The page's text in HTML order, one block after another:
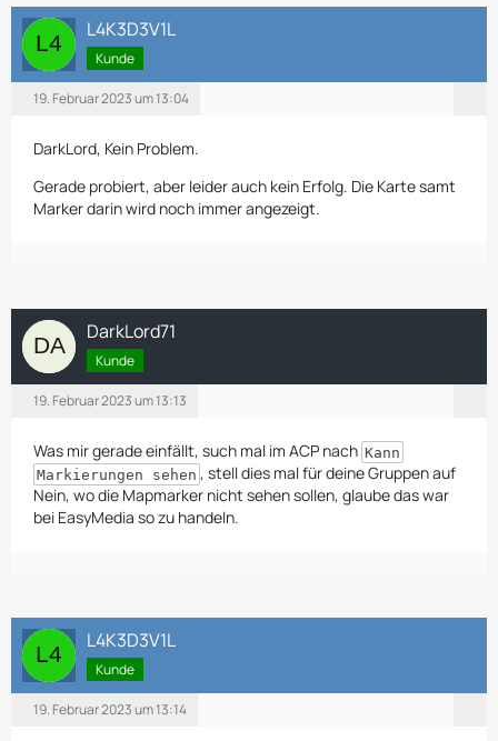
L4K3D3V1L
Kunde
19. Februar 2023 um 13:04
DarkLord, Kein Problem.
Gerade probiert, aber leider auch kein Erfolg. Die Karte samt
Marker darin wird noch immer angezeigt.
DarkLord71
Kunde
19. Februar 2023 um 13:13
Was mir gerade einfällt, such mal im ACP nach Kann
Markierungen sehen , stell dies mal für deine Gruppen auf
Nein, wo die Mapmarker nicht sehen sollen, glaube das war
bei EasyMedia so zu handeln.
L4K3D3V1L
Kunde
19. Februar 2023 um 13:14